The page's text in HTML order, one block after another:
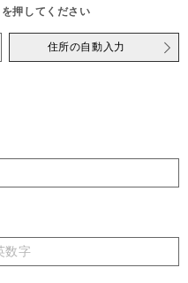
押してください
住所の自動入力